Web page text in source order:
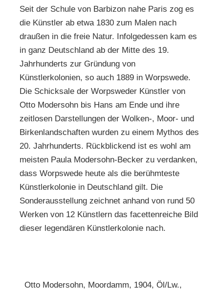
Seit der Schule von Barbizon nahe Paris zog es
die Künstler ab etwa 1830 zum Malen nach
draußen in die freie Natur. Infolgedessen kam es
in ganz Deutschland ab der Mitte des 19.
Jahrhunderts zur Gründung von
Künstlerkolonien, so auch 1889 in Worpswede.
Die Schicksale der Worpsweder Künstler von
Otto Modersohn bis Hans am Ende und ihre
zeitlosen Darstellungen der Wolken-, Moor- und
Birkenlandschaften wurden zu einem Mythos des
20. Jahrhunderts. Rückblickend ist es wohl am
meisten Paula Modersohn-Becker zu verdanken,
dass Worpswede heute als die berühmteste
Künstlerkolonie in Deutschland gilt. Die
Sonderausstellung zeichnet anhand von rund 50
Werken von 12 Künstlern das facettenreiche Bild
dieser legendären Künstlerkolonie nach.
Otto Modersohn, Moordamm, 1904, Öl/Lw.,